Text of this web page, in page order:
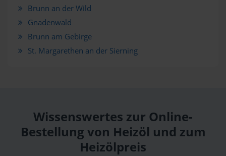
Brunn an der Wild
Gnadenwald
Brunn am Gebirge
St. Margarethen an der Sierning
Wissenswertes zur Online-
Bestellung von Heizöl und zum
Heizölpreis